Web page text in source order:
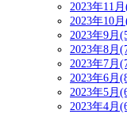
2023年11
2023年10
2023年9月
2023年8月
2023年7月
2023年6月
2023年5月
2023年4月